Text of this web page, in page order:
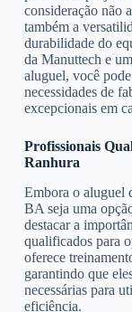
consideração não
também a
durabilidade do
da Manuttech e
aluguel, você
necessidades de
excepcionais em
Profissionais
Ranhura
Embora o aluguel
BA seja uma
destacar a
qualificados para
oferece
garantindo que
necessárias para
eficiência.